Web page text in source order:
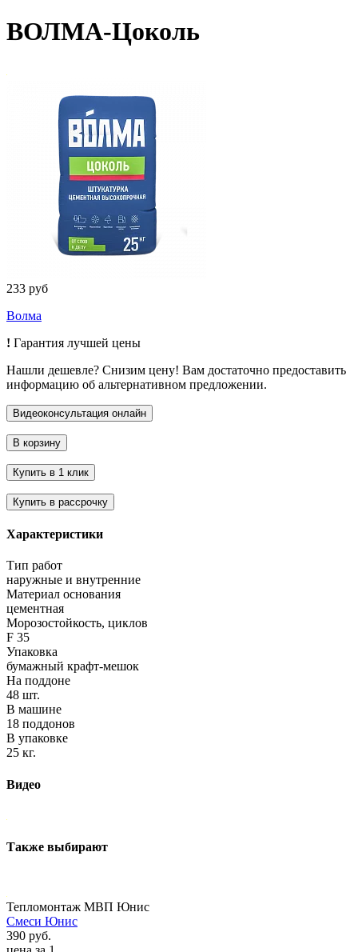
ВОЛМА-Цоколь
233 руб
Волма
! Гарантия лучшей цены
Нашли дешевле? Снизим цену! Вам достаточно предоставить
информацию об альтернативном предложении.
Характеристики
Тип работ
наружные и внутренние
Материал основания
цементная
Морозостойкость, циклов
F 35
Упаковка
бумажный крафт-мешок
На поддоне
48 шт.
В машине
18 поддонов
В упаковке
25 кг.
Видео
Также выбирают
Тепломонтаж МВП Юнис
Смеси Юнис
390 руб.